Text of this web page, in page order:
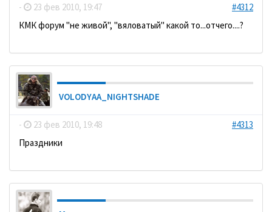
- 23 фев 2010, 19:47
#4312
КМК форум "не живой", "вяловатый" какой то...отчего....?
VOLODYAA_NIGHTSHADE
- 23 фев 2010, 19:48
#4313
Праздники